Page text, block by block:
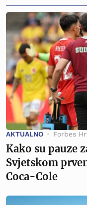
AKTUALNO Forbes
Kako su pauze
Svjetskom
Coca-Cole